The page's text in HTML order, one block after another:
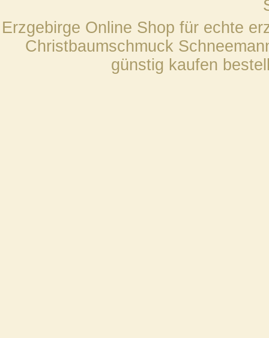
Erzgebirge Online Shop für echte
Christbaumschmuck
günstig kaufen